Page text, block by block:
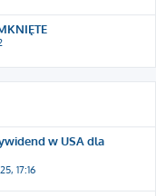
w USA dla
17:16